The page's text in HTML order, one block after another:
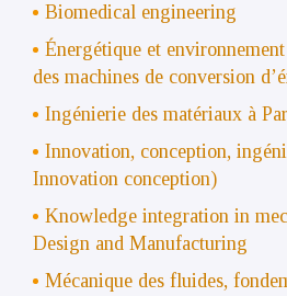
Biomedical engineering
Énergétique et
des machines de conversion
Ingénierie des matériaux à
Innovation, conception,
Innovation conception)
Knowledge integration in
Design and Manufacturing
Mécanique des fluides,